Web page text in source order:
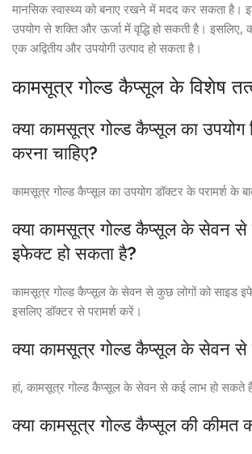
मानसिक स्वास्थ्य को बनाए रखने में मदद कर सकता है।
उपयोग से शक्ति और ऊर्जा में वृद्धि हो सकती है।
एक अद्वितीय और उपयोगी उत्पाद हो सकता है।
कामसूत्र गोल्ड कैप्सूल के विशेष
क्या कामसूत्र गोल्ड कैप्सूल का
करना चाहिए?
कामसूत्र गोल्ड कैप्सूल का उपयोग डॉक्टर के परामर्श के
क्या कामसूत्र गोल्ड कैप्सूल के सेवन से
इफेक्ट हो सकता है?
कामसूत्र गोल्ड कैप्सूल के सेवन से कुछ लोगों को साइड
इसलिए डॉक्टर से परामर्श करें।
क्या कामसूत्र गोल्ड कैप्सूल के सेवन से
हां, कामसूत्र गोल्ड कैप्सूल के सेवन से कई लाभ हो सकते
क्या कामसूत्र गोल्ड कैप्सूल की कीमत